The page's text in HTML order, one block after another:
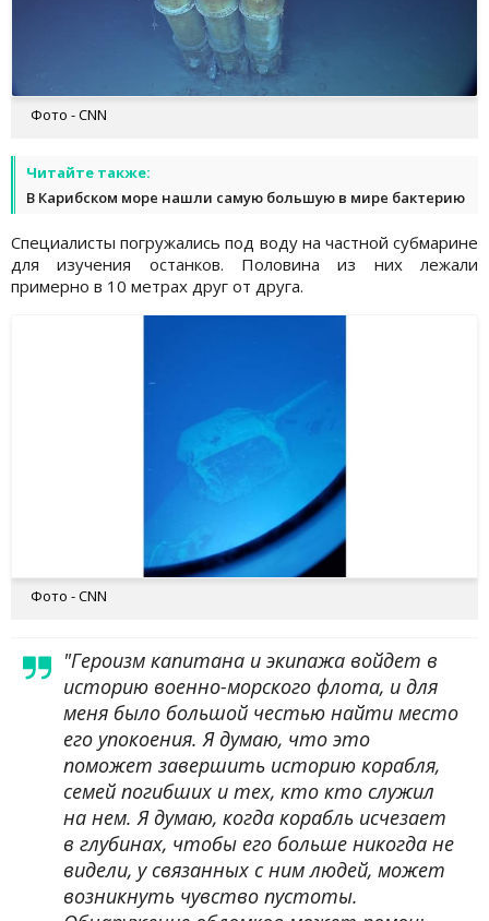
Фото - CNN
Читайте также:
В Карибском море нашли самую большую в мире бактерию
Специалисты погружались под воду на частной субмарине
для изучения останков. Половина из них лежали
примерно в 10 метрах друг от друга.
Фото - CNN
"Героизм капитана и экипажа войдет в
историю военно-морского флота, и для
меня было большой честью найти место
его упокоения. Я думаю, что это
поможет завершить историю корабля,
семей погибших и тех, кто кто служил
на нем. Я думаю, когда корабль исчезает
в глубинах, чтобы его больше никогда не
видели, у связанных с ним людей, может
возникнуть чувство пустоты.